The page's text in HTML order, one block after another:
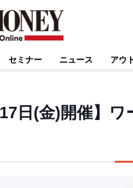
セミナー ニュース アウ
17日(金)開催】